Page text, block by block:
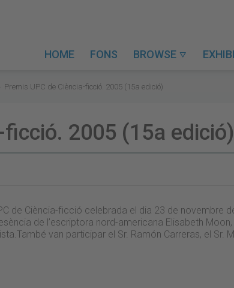
HOME FONS BROWSE 
Premis UPC de Ciència-ficció. 2005 (15a edició)
2005 (15a edició)
de Ciència-ficció celebrada el dia 23 de novembre
de l’escriptora nord-americana Elisabeth
van participar el Sr. Ramón Carreras, el Sr.